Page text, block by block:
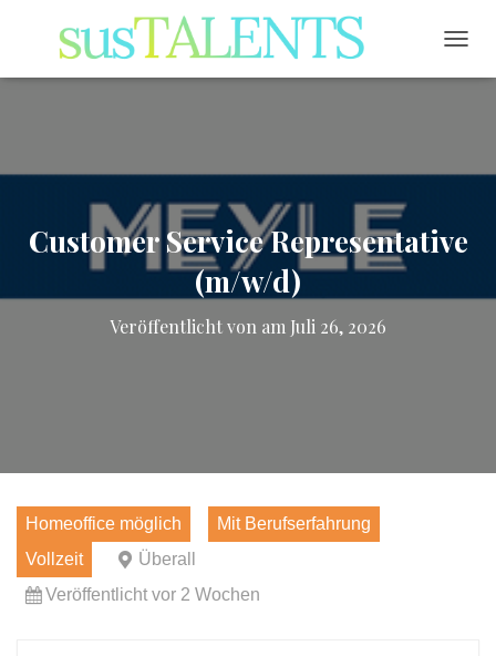
Customer Service Representative
(m/w/d)
Veröffentlicht von am Juli 26, 2026
Homeoffice möglich
Mit Berufserfahrung
Vollzeit
Überall
Veröffentlicht vor 2 Wochen